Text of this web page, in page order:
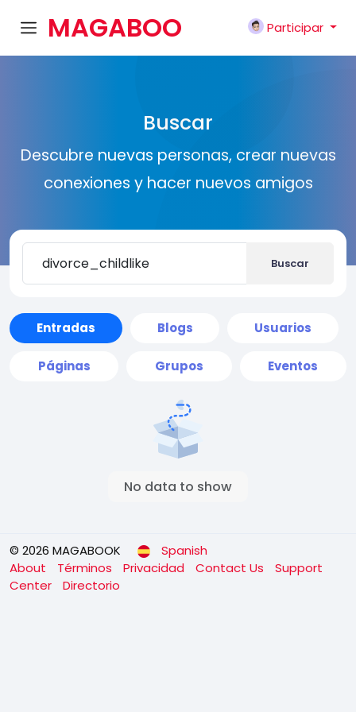
MAGABOO
Participar
Buscar
Descubre nuevas personas, crear nuevas
conexiones y hacer nuevos amigos
Buscar
Entradas Blogs Usuarios
Páginas Grupos Eventos
No data to show
© 2026 MAGABOOK
Spanish
About
Términos Privacidad Contact Us
Support
Center
Directorio